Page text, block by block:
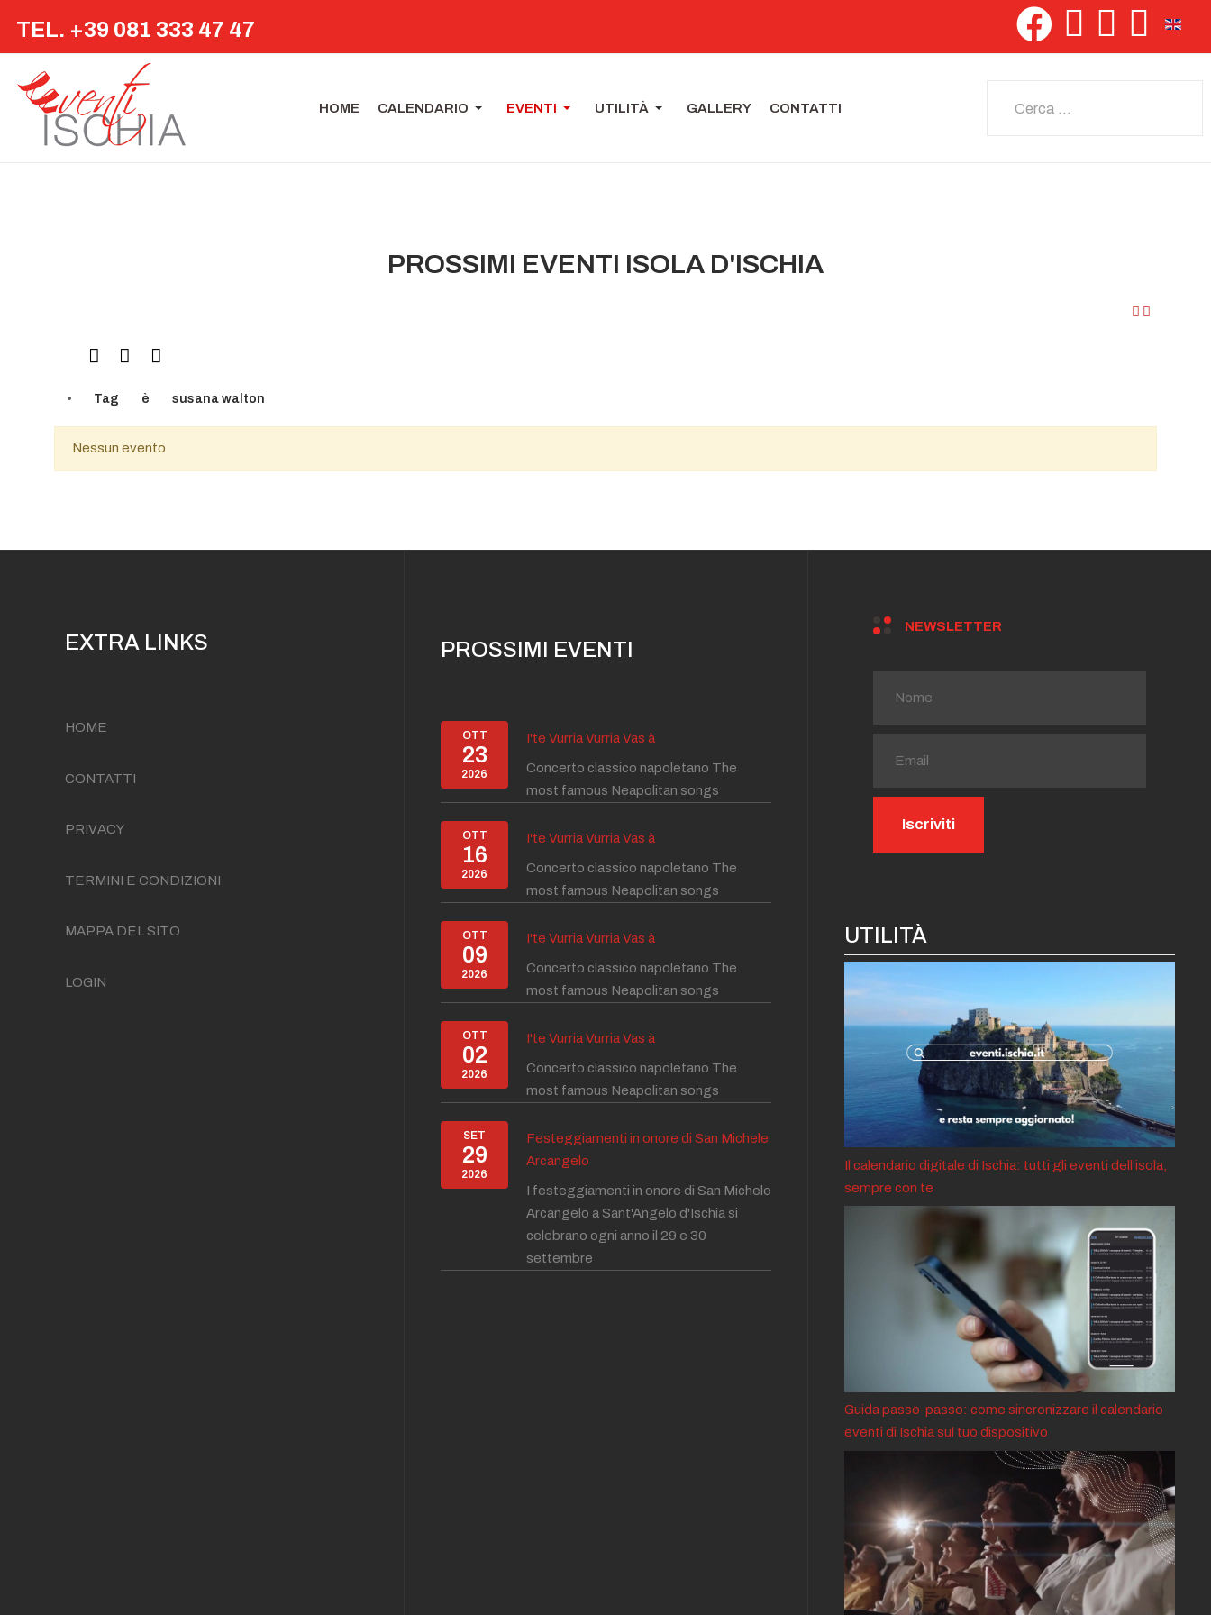
TEL. +39 081 333 47 47
HOME CALENDARIO EVENTI UTILITÀ GALLERY CONTATTI
PROSSIMI EVENTI ISOLA D'ISCHIA
Tag è susana walton
Nessun evento
EXTRA LINKS
HOME
CONTATTI
PRIVACY
TERMINI E CONDIZIONI
MAPPA DEL SITO
LOGIN
PROSSIMI EVENTI
OTT
23
2026
I'te Vurria Vurria Vas à
Concerto classico napoletano The
most famous Neapolitan songs
OTT
16
2026
I'te Vurria Vurria Vas à
Concerto classico napoletano The
most famous Neapolitan songs
OTT
09
2026
I'te Vurria Vurria Vas à
Concerto classico napoletano The
most famous Neapolitan songs
OTT
02
2026
I'te Vurria Vurria Vas à
Concerto classico napoletano The
most famous Neapolitan songs
SET
29
2026
Festeggiamenti in onore di San Michele
Arcangelo
I festeggiamenti in onore di San Michele
Arcangelo a Sant'Angelo d'Ischia si
celebrano ogni anno il 29 e 30
settembre
NEWSLETTER
UTILITÀ
Il calendario digitale di Ischia: tutti gli eventi dell’isola,
sempre con te
Guida passo-passo: come sincronizzare il calendario
eventi di Ischia sul tuo dispositivo